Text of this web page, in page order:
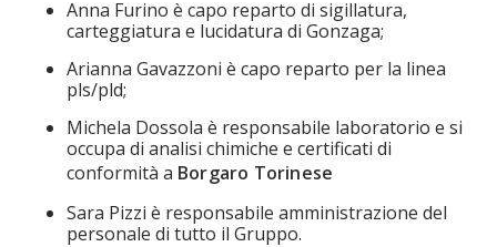
Anna Furino è capo reparto di sigillatura,
carteggiatura e lucidatura di Gonzaga;
Arianna Gavazzoni è capo reparto per la linea
pls/pld;
Michela Dossola è responsabile laboratorio e si
occupa di analisi chimiche e certificati di
conformità a Borgaro Torinese
Sara Pizzi è responsabile amministrazione del
personale di tutto il Gruppo.